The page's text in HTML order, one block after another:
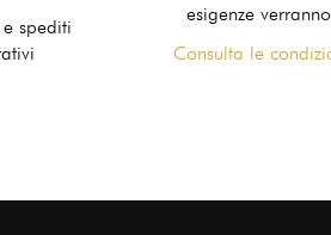
spediti
esigenze
Consulta le